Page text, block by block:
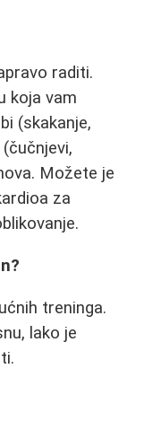
raditi.
koja vam
(skakanje,
Možete je
za
treninga.
lako je